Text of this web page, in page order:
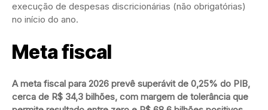
execução de despesas discricionárias (não obrigatórias)
no início do ano.
Meta fiscal
A meta fiscal para 2026 prevê superávit de 0,25% do PIB,
cerca de R$ 34,3 bilhões, com margem de tolerância que